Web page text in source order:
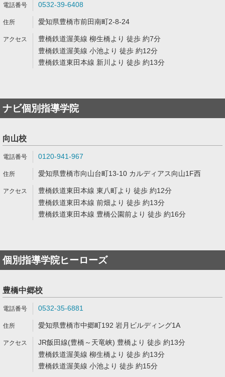
0532-39-6408
愛知県豊橋市前田南町2-8-24
豊橋鉄道渥美線 柳生橋より 徒歩 約7分
豊橋鉄道渥美線 小池より 徒歩 約12分
豊橋鉄道東田本線 新川より 徒歩 約13分
ナビ個別指導学院
向山校
0120-941-967
愛知県豊橋市向山台町13-10 カルディアス向山1F西
豊橋鉄道東田本線 東八町より 徒歩 約12分
豊橋鉄道東田本線 前畑より 徒歩 約13分
豊橋鉄道東田本線 豊橋公園前より 徒歩 約16分
個別指導学院ヒーローズ
豊橋中郷校
0532-35-6881
愛知県豊橋市中郷町192 岩月ビルディング1A
JR飯田線(豊橋～天竜峡) 豊橋より 徒歩 約13分
豊橋鉄道渥美線 柳生橋より 徒歩 約13分
豊橋鉄道渥美線 小池より 徒歩 約15分